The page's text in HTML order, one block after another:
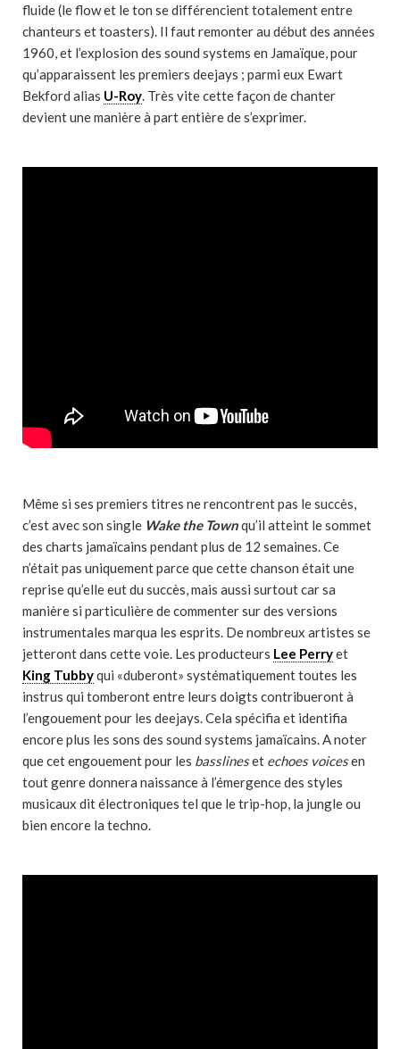
fluide (le flow et le ton se différencient totalement entre
chanteurs et toasters). Il faut remonter au début des années
1960, et l’explosion des sound systems en Jamaïque, pour
qu’apparaissent les premiers deejays ; parmi eux Ewart
Bekford alias U-Roy. Très vite cette façon de chanter
devient une manière à part entière de s’exprimer.
Même si ses premiers titres ne rencontrent pas le succès,
c’est avec son single Wake the Townqu’il atteint le sommet
des charts jamaïcains pendant plus de 12 semaines. Ce
n’était pas uniquement parce que cette chanson était une
reprise qu’elle eut du succès, mais aussi surtout car sa
manière si particulière de commenter sur des versions
instrumentales marqua les esprits. De nombreux artistes se
jetteront dans cette voie. Les producteurs Lee Perryet
King Tubbyqui «duberont» systématiquement toutes les
instrus qui tomberont entre leurs doigts contribueront à
l’engouement pour les deejays. Cela spécifia et identifia
encore plus les sons des sound systems jamaïcains. A noter
que cet engouement pour les basslineset echoes voicesen
tout genre donnera naissance à l’émergence des styles
musicaux dit électroniques tel que le trip-hop, la jungle ou
bien encore la techno.